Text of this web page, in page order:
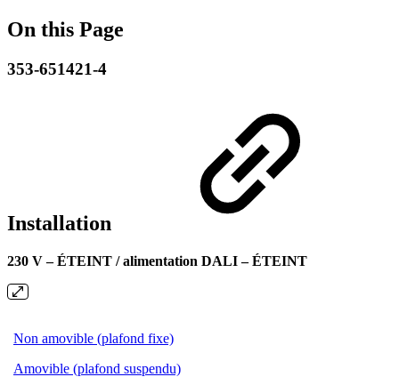
On this Page
353-651421-4
Installation
230 V – ÉTEINT / alimentation DALI – ÉTEINT
Non amovible (plafond fixe)
Amovible (plafond suspendu)